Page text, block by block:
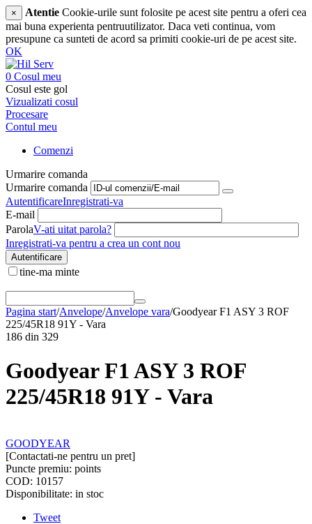
× Atentie Cookie-urile sunt folosite pe acest site pentru a oferi cea
mai buna experienta pentruutilizator. Daca veti continua, vom
presupune ca sunteti de acord sa primiti cookie-uri de pe acest site.
OK
0 Cosul meu
Cosul este gol
Vizualizati cosul
Procesare
Contul meu
Comenzi
Urmarire comanda
Urmarire comanda
AutentificareInregistrati-va
E-mail
ParolaV-ati uitat parola?
Inregistrati-va pentru a crea un cont nou
Autentificare
tine-ma minte
Pagina start/Anvelope/Anvelope vara/Goodyear F1 ASY 3 ROF
225/45R18 91Y - Vara
186 din 329
Goodyear F1 ASY 3 ROF
225/45R18 91Y - Vara
GOODYEAR
[Contactati-ne pentru un pret]
Puncte premiu: points
COD: 10157
Disponibilitate: in stoc
Tweet